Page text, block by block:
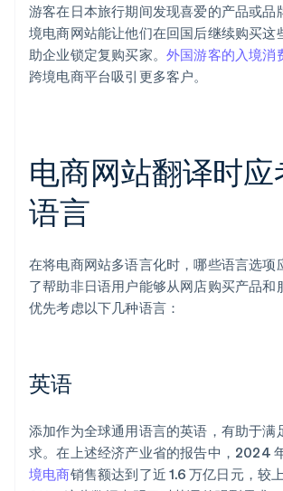
游客在日本旅行期间发现喜爱的产品或品
境电商网站能让他们在回国后继续购买这
助企业锁定复购买家。 外国游客的入境消
跨境电商平台吸引更多客户。
电商网站翻译时应
语言
在将电商网站多语言化时，哪些语言选项
了帮助非日语用户能够从网店购买产品和
优先考虑以下几种语言：
英语
添加作为全球通用语言的英语，有助于满
求。在上述经济产业省的报告中，2024
境电商销售额达到了近 1.6 万亿日元，较